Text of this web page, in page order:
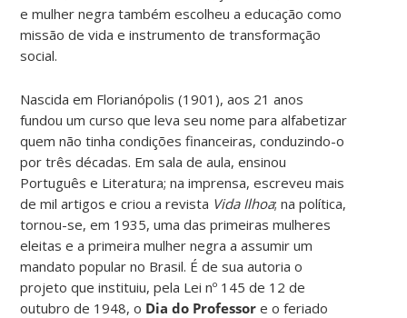
e mulher negra também escolheu a educação como
missão de vida e instrumento de transformação
social.
Nascida em Florianópolis (1901), aos 21 anos
fundou um curso que leva seu nome para alfabetizar
quem não tinha condições financeiras, conduzindo-o
por três décadas. Em sala de aula, ensinou
Português e Literatura; na imprensa, escreveu mais
de mil artigos e criou a revista Vida Ilhoa; na política,
tornou-se, em 1935, uma das primeiras mulheres
eleitas e a primeira mulher negra a assumir um
mandato popular no Brasil. É de sua autoria o
projeto que instituiu, pela Lei nº 145 de 12 de
outubro de 1948, o Dia do Professor e o feriado